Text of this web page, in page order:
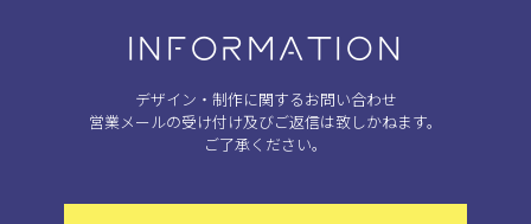
INFORMATION
デザイン・制作に関するお問い合わせ
営業メールの受け付け及びご返信は致しかねます。
ご了承ください。